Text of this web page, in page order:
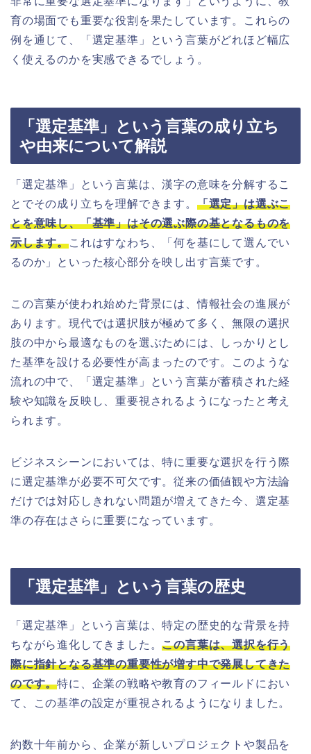
育の場面でも重要な役割を果たしています。これらの
例を通じて、「選定基準」という言葉がどれほど幅広
く使えるのかを実感できるでしょう。
「選定基準」という言葉の成り立ち
や由来について解説
「選定基準」という言葉は、漢字の意味を分解するこ
とでその成り立ちを理解できます。 「選定」は選ぶこ
とを意味し、「基準」はその選ぶ際の基となるものを
示します。これはすなわち、「何を基にして選んでい
るのか」といった核心部分を映し出す言葉です。
この言葉が使われ始めた背景には、情報社会の進展が
あります。現代では選択肢が極めて多く、無限の選択
肢の中から最適なものを選ぶためには、しっかりとし
た基準を設ける必要性が高まったのです。このような
流れの中で、「選定基準」という言葉が蓄積された経
験や知識を反映し、重要視されるようになったと考え
られます。
ビジネスシーンにおいては、特に重要な選択を行う際
に選定基準が必要不可欠です。従来の価値観や方法論
だけでは対応しきれない問題が増えてきた今、選定基
準の存在はさらに重要になっています。
「選定基準」という言葉の歴史
「選定基準」という言葉は、特定の歴史的な背景を持
ちながら進化してきました。この言葉は、選択を行う
際に指針となる基準の重要性が増す中で発展してきた
のです。特に、企業の戦略や教育のフィールドにおい
て、この基準の設定が重視されるようになりました。
約数十年前から、企業が新しいプロジェクトや製品を